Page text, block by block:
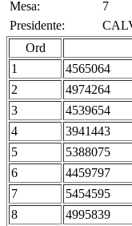
Mesa:
7
Presidente:
Ord
1
4565064
2 4974264
3 4539654
4 3941443
5 5388075
6 4459797
7 5454595
8 4995839